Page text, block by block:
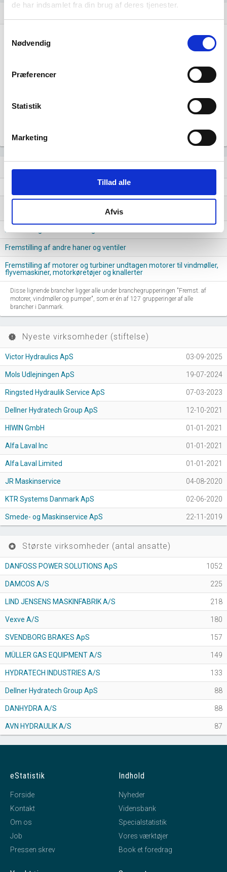
de har indsamlet fra din brug af deres tjenester.
Nødvendig
Præferencer
Statistik
Marketing
Tillad alle
Afvis
… …
2
Lignende brancher
Fremstilling af andre pumper og kompressorer
Fremstilling af andre haner og ventiler
Fremstilling af motorer og turbiner undtagen motorer til vindmøller,
flyvemaskiner, motorkøretøjer og knallerter
Disse lignende brancher ligger alle under branchegrupperingen "Fremst. af
motorer, vindmøller og pumper", som er én af 127 grupperinger af alle
brancher i Danmark.
new_releases Nyeste virksomheder (stiftelse)
Victor Hydraulics ApS 03-09-2025
Mols Udlejningen ApS 19-07-2024
Ringsted Hydraulik Service ApS 07-03-2023
Dellner Hydratech Group ApS 12-10-2021
HIWIN GmbH 01-01-2021
Alfa Laval Inc 01-01-2021
Alfa Laval Limited 01-01-2021
JR Maskinservice 04-08-2020
KTR Systems Danmark ApS 02-06-2020
Smede- og Maskinservice ApS 22-11-2019
stars Største virksomheder (antal ansatte)
DANFOSS POWER SOLUTIONS ApS 1052
DAMCOS A/S 225
LIND JENSENS MASKINFABRIK A/S 218
Vexve A/S 180
SVENDBORG BRAKES ApS 157
MÜLLER GAS EQUIPMENT A/S 149
HYDRATECH INDUSTRIES A/S 133
Dellner Hydratech Group ApS 88
DANHYDRA A/S 88
AVN HYDRAULIK A/S 87
eStatistik
Forside
Kontakt
Om os
Job
Pressen skrev
Indhold
Nyheder
Vidensbank
Specialstatistik
Vores værktøjer
Book et foredrag